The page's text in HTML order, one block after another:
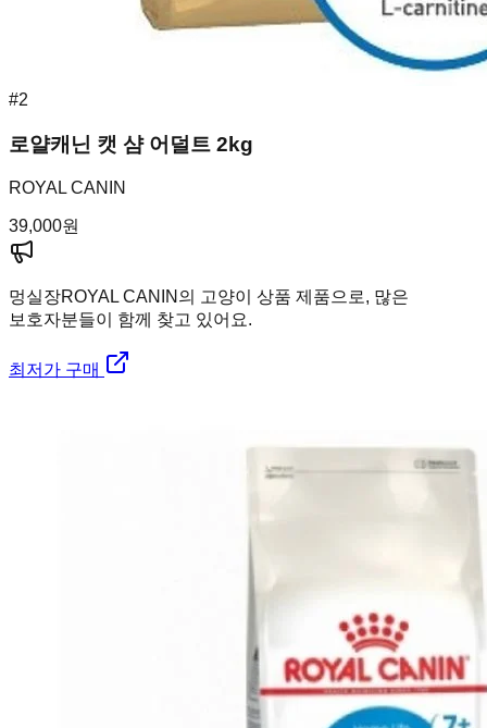
#2
로얄캐닌 캣 샴 어덜트 2kg
ROYAL CANIN
39,000원
멍실장ROYAL CANIN의 고양이 상품 제품으로, 많은
보호자분들이 함께 찾고 있어요.
최저가 구매